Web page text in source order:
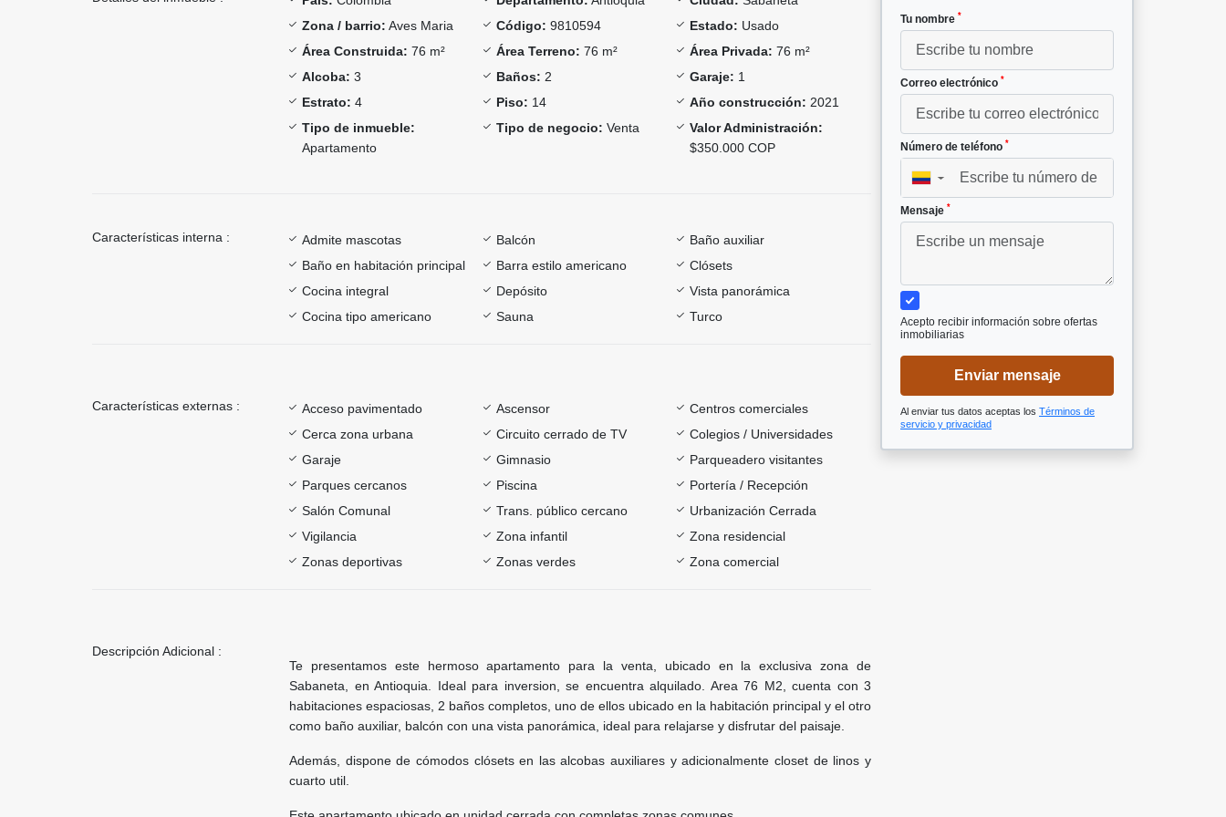
Zona / barrio: Aves Maria Código: 9810594 Estado: Usado
Área Construida: 76 m² Área Terreno: 76 m² Área Privada: 76 m²
Alcoba: 3 Baños: 2 Garaje: 1
Estrato: 4 Piso: 14 Año construcción: 2021
Tipo de inmueble:
Apartamento
Tipo de negocio: Venta
Valor Administración:
$350.000 COP
Características interna : Admite mascotas Balcón
Baño auxiliar
Baño en habitación principal
Barra estilo americano
Clósets
Cocina integral
Depósito
Vista panorámica
Cocina tipo americano
Sauna Turco
Características externas : Acceso pavimentado Ascensor
Centros comerciales
Cerca zona urbana
Circuito cerrado de TV
Colegios / Universidades
Garaje
Gimnasio
Parqueadero visitantes
Parques cercanos
Piscina
Portería / Recepción
Salón Comunal
Trans. público cercano
Urbanización Cerrada
Vigilancia
Zona infantil
Zona residencial
Zonas deportivas
Zonas verdes Zona comercial
Descripción Adicional :
Te presentamos este hermoso apartamento para la venta, ubicado en la exclusiva zona de
Sabaneta, en Antioquia. Ideal para inversion, se encuentra alquilado. Area 76 M2, cuenta con 3
habitaciones espaciosas, 2 baños completos, uno de ellos ubicado en la habitación principal y el otro
como baño auxiliar, balcón con una vista panorámica, ideal para relajarse y disfrutar del paisaje.
Además, dispone de cómodos clósets en las alcobas auxiliares y adicionalmente closet de linos y
cuarto util.
Tu nombre *
Correo electrónico *
Número de teléfono *
▼
Mensaje *
Acepto recibir información sobre ofertas
inmobiliarias
Enviar mensaje
Al enviar tus datos aceptas los Términos de
servicio y privacidad